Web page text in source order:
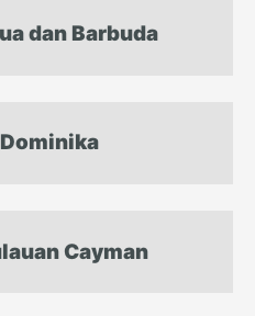
dan Barbuda
Dominika
Cayman